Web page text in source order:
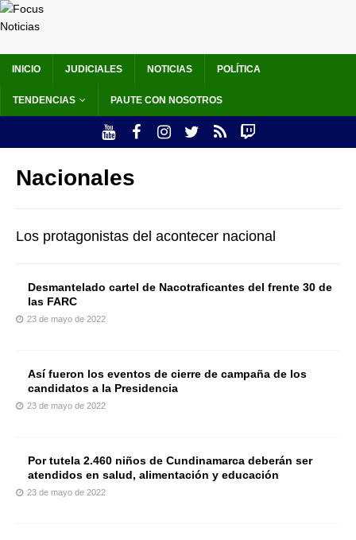
INICIO JUDICIALES NOTICIAS POLÍTICA
TENDENCIAS PAUTE CON NOSOTROS
Nacionales
Los protagonistas del acontecer nacional
Desmantelado cartel de Nacotraficantes del frente 30 de
las FARC
23 de mayo de 2022
Así fueron los eventos de cierre de campaña de los
candidatos a la Presidencia
23 de mayo de 2022
Por tutela 2.460 niños de Cundinamarca deberán ser
atendidos en salud, alimentación y educación
23 de mayo de 2022